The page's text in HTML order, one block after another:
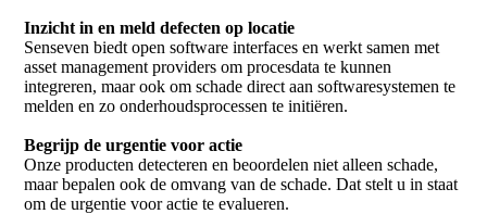
Inzicht in en meld defecten op locatie
Senseven biedt open software interfaces en werkt samen met
asset management providers om procesdata te kunnen
integreren, maar ook om schade direct aan softwaresystemen te
melden en zo onderhoudsprocessen te initiëren.
Begrijp de urgentie voor actie
Onze producten detecteren en beoordelen niet alleen schade,
maar bepalen ook de omvang van de schade. Dat stelt u in staat
om de urgentie voor actie te evalueren.